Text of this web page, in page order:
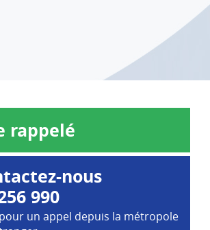
rappelé
nous
990
un appel depuis la métropole